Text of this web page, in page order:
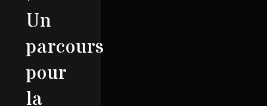
Un
parcours
pour
la